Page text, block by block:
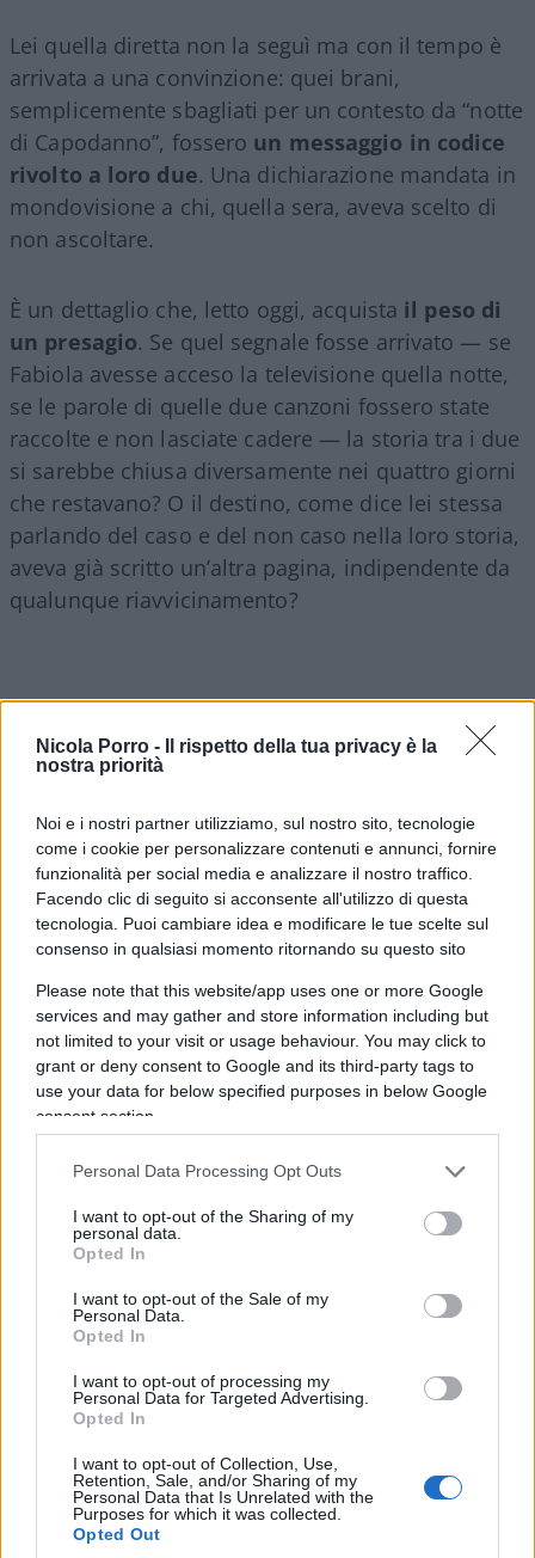
Nicola Porro -
Il rispetto della tua privacy è la
nostra priorità
Noi e i nostri partner utilizziamo, sul nostro sito, tecnologie
come i cookie per personalizzare contenuti e annunci, fornire
funzionalità per social media e analizzare il nostro traffico.
Facendo clic di seguito si acconsente all'utilizzo di questa
tecnologia. Puoi cambiare idea e modificare le tue scelte sul
consenso in qualsiasi momento ritornando su questo sito
Please note that this website/app uses one or more Google
services and may gather and store information including but
not limited to your visit or usage behaviour. You may click to
grant or deny consent to Google and its third-party tags to
use your data for below specified purposes in below Google
consent section.
Personal Data Processing Opt Outs
I want to opt-out of the Sharing of my
personal data.
Opted In
I want to opt-out of the Sale of my
Personal Data.
Opted In
I want to opt-out of processing my
Personal Data for Targeted Advertising.
Opted In
I want to opt-out of Collection, Use,
Retention, Sale, and/or Sharing of my
Personal Data that Is Unrelated with the
Purposes for which it was collected.
Opted Out
Lei quella diretta non la seguì ma con il tempo è
arrivata a una convinzione: quei brani,
semplicemente sbagliati per un contesto da “notte
di Capodanno”, fossero un messaggio in codice
rivolto a loro due. Una dichiarazione mandata in
mondovisione a chi, quella sera, aveva scelto di
non ascoltare.
È un dettaglio che, letto oggi, acquista il peso di
un presagio. Se quel segnale fosse arrivato — se
Fabiola avesse acceso la televisione quella notte,
se le parole di quelle due canzoni fossero state
raccolte e non lasciate cadere — la storia tra i due
si sarebbe chiusa diversamente nei quattro giorni
che restavano? O il destino, come dice lei stessa
parlando del caso e del non caso nella loro storia,
aveva già scritto un’altra pagina, indipendente da
qualunque riavvicinamento?
Fabiola non crede che quella separazione sarebbe
diventata un divorzio formale. Pensa che lei e
Pino avrebbero continuato a discutere, ad
“arrabbiarsi” — usa proprio questa parola ma che
non sarebbero riusciti a disfare quel “noi”
fortemente voluto fin dall’inizio. È la stessa logica
improvvisa del gennaio 2015 non a una rottura
definitiva ma a
due persone che si erano allontanate, colte da un
destino che non ha lasciato il tempo per chiudere
Ecco allora il vero gioco delle ipotesi, quello che
lega insieme i due fili del racconto di Fabiola: un
Massimo Troisi ancora presente per intercedere, e
un segnale — quello delle canzoni di Capodanno